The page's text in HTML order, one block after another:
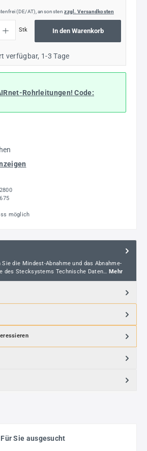
(DE/AT), ansonstenzzgl. Versandkosten
Stk In den Warenkorb
verfügbar, 1-3 Tage
Rohrleitungen! Code:
möglich
die Mindest-Abnahme und das Abnahme-
des Stecksystems Technische Daten… Mehr
Für Sie ausgesucht